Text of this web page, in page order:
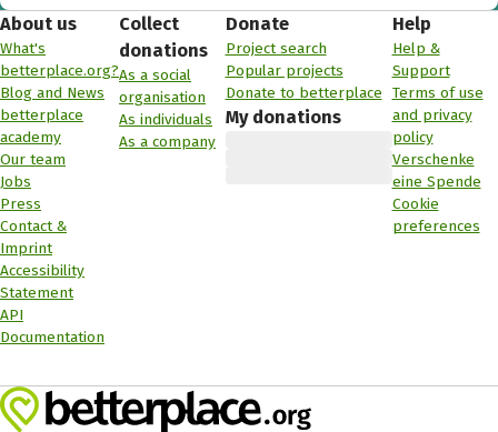
About us
What's
betterplace.org?
Blog and News
betterplace
academy
Our team
Jobs
Press
Contact &
Imprint
Accessibility
Statement
API
Documentation
Collect
donations
As a social
organisation
As individuals
As a company
Donate
Project search
Popular projects
Donate to betterplace
My donations
Help
Help &
Support
Terms of use
and privacy
policy
Verschenke
eine Spende
Cookie
preferences